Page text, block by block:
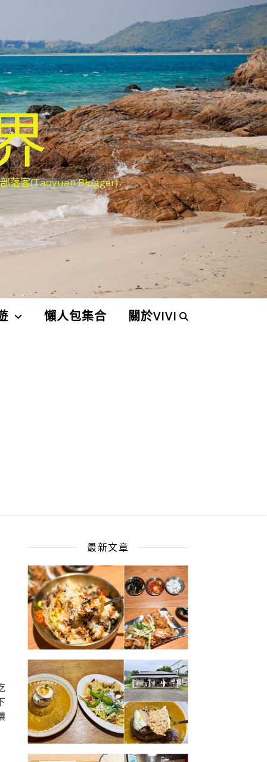
落客(Taoyuan Blogger)
懶人包集合 關於VIVI
最新文章